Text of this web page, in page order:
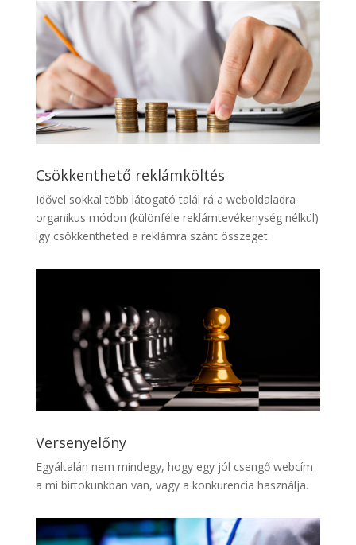
Csökkenthető reklámköltés
Idővel sokkal több látogató talál rá a weboldaladra
organikus módon (különféle reklámtevékenység nélkül)
így csökkentheted a reklámra szánt összeget.
Versenyelőny
Egyáltalán nem mindegy, hogy egy jól csengő webcím
a mi birtokunkban van, vagy a konkurencia használja.